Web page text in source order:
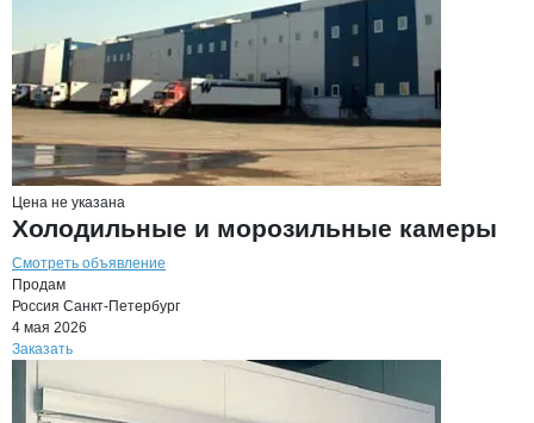
Цена не указана
Холодильные и морозильные камеры
Смотреть объявление
Продам
Россия Санкт-Петербург
4 мая 2026
Заказать